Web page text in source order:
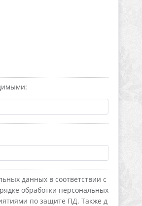
данных в соответствии с
обработки персональных
по защите ПД. Также д